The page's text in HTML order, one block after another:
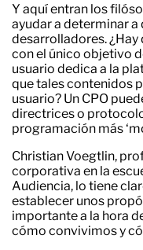
Y aquí entran los
ayudar a determinar a
desarrolladores.
con el único objetivo
usuario dedica a la
que tales contenidos
usuario? Un CPO
directrices o
programación más
Christian Voegtlin,
corporativa en la
Audiencia, lo tiene
establecer unos
importante a la hora
cómo convivimos y